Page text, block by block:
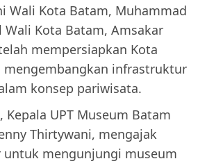
Wali Kota Batam, Muhammad
Wali Kota Batam, Amsakar
mempersiapkan Kota
mengembangkan infrastruktur
konsep pariwisata.
Kepala UPT Museum Batam
Thirtywani, mengajak
untuk mengunjungi museum